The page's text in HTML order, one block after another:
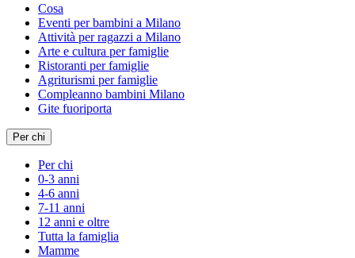
Cosa
Eventi per bambini a Milano
Attività per ragazzi a Milano
Arte e cultura per famiglie
Ristoranti per famiglie
Agriturismi per famiglie
Compleanno bambini Milano
Gite fuoriporta
Per chi
Per chi
0-3 anni
4-6 anni
7-11 anni
12 anni e oltre
Tutta la famiglia
Mamme